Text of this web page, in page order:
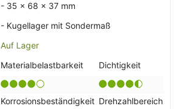
- 35 x 68 x 37 mm
- Kugellager mit Sondermaß
Auf Lager
Materialbelastbarkeit
Dichtigkeit
Korrosionsbeständigkeit Drehzahlbereich